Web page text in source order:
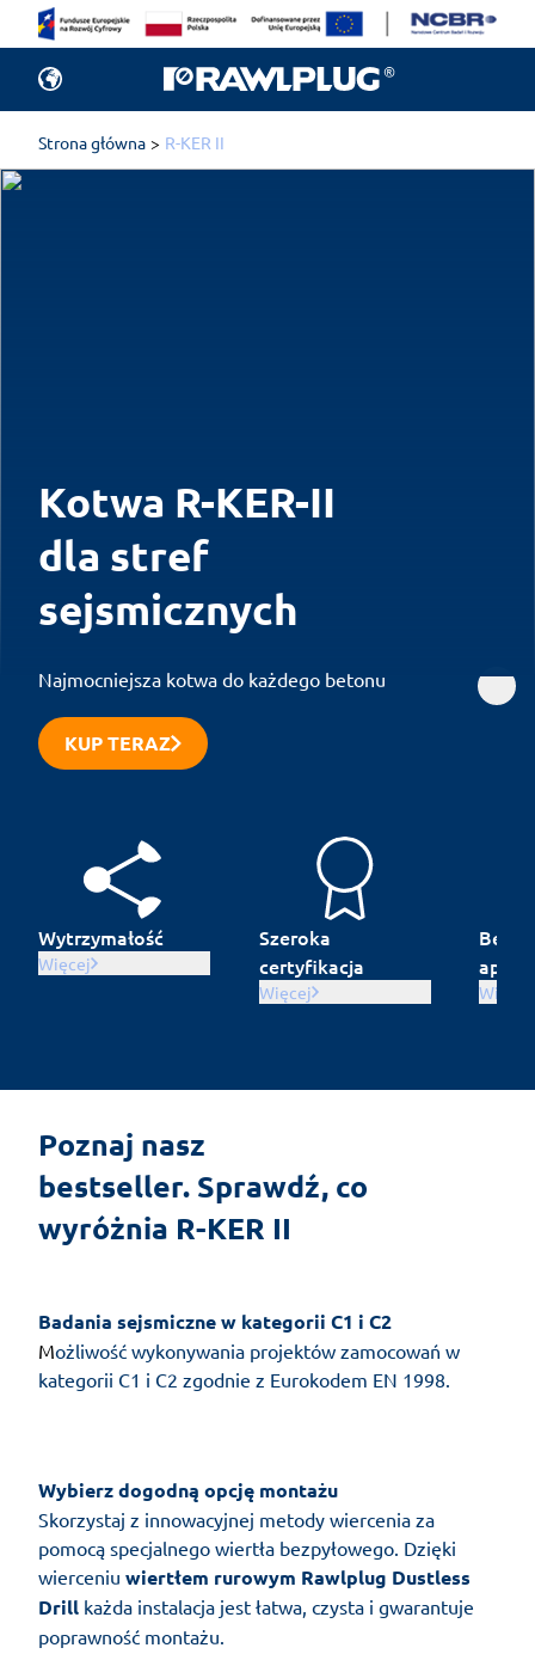
Strona główna R-KER II
Kotwa R-KER-II
dla stref
sejsmicznych
Najmocniejsza kotwa do każdego betonu
KUP TERAZ
Wytrzymałość
Więcej
Szeroka
certyfikacja
Więcej Więcej
Poznaj nasz
bestseller. Sprawdź, co
wyróżnia R-KER II
Badania sejsmiczne w kategorii C1 i C2
Możliwość wykonywania projektów zamocowań w
kategorii C1 i C2 zgodnie z Eurokodem EN 1998.
Wybierz dogodną opcję montażu
Skorzystaj z innowacyjnej metody wiercenia za
pomocą specjalnego wiertła bezpyłowego. Dzięki
wierceniu wiertłem rurowym Rawlplug Dustless
Drill każda instalacja jest łatwa, czysta i gwarantuje
poprawność montażu.